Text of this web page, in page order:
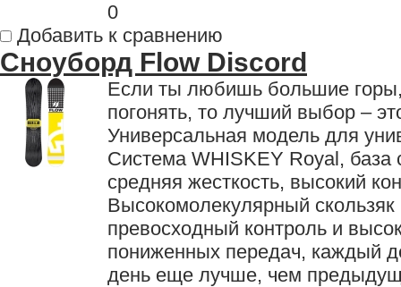
0
Добавить к сравнению
Сноуборд Flow Discord
Если ты любишь большие
погонять, то лучший выбор –
Универсальная модель для
Система WHISKEY Royal, база
средняя жесткость, высокий
Высокомолекулярный
превосходный контроль и
пониженных передач, каждый
день еще лучше, чем